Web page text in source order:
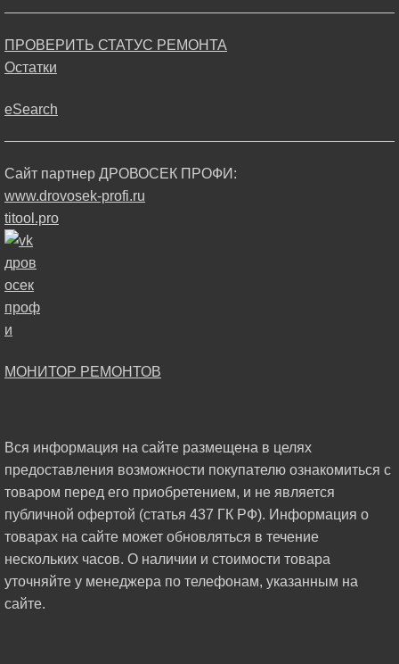
ПРОВЕРИТЬ СТАТУС РЕМОНТА
Остатки
eSearch
Сайт партнер ДРОВОСЕК ПРОФИ:
www.drovosek-profi.ru
titool.pro
МОНИТОР РЕМОНТОВ
Вся информация на сайте размещена в целях
предоставления возможности покупателю ознакомиться с
товаром перед его приобретением, и не является
публичной офертой (статья 437 ГК РФ). Информация о
товарах на сайте может обновляться в течение
нескольких часов. О наличии и стоимости товара
уточняйте у менеджера по телефонам, указанным на
сайте.